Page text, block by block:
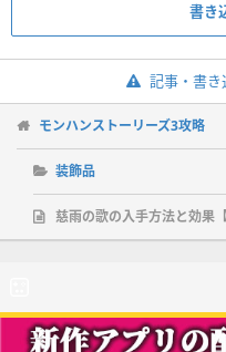
書き
記事・書き
モンハンストーリーズ3攻略
装飾品
慈雨の歌の入手方法と効果【